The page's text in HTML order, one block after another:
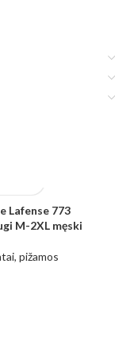
Lafense 773
M-2XL męski
pižamos